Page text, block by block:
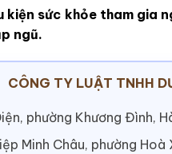
sức khỏe tham gia
ngũ.
CÔNG TY LUẬT TNHH
phường Khương Đình,
Minh Châu, phường